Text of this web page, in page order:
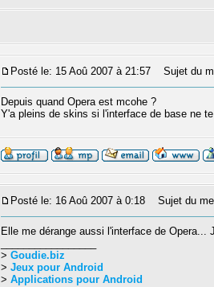
Posté le: 15 Aoû 2007 à 21:57 Sujet du
Depuis quand Opera est mcohe ?
Y'a pleins de skins si l'interface de base ne
Posté le: 16 Aoû 2007 à 0:18 Sujet du
Elle me dérange aussi l'interface de Opera...
>Goudie.biz
>Jeux pour Android
>Applications pour Android